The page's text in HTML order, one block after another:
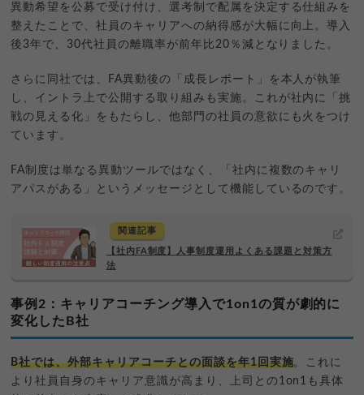
異動希望を公募で受け付け、選考制で配属を決定する仕組みを
整えたことで、社員のキャリアへの納得感が大幅に向上。導入
後3年で、30代社員の離職率が前年比20％減となりました。
さらに同社では、FA異動後の「成長レポート」を本人が執筆
し、イントラ上で公開する取り組みも実施。これが社内に「挑
戦の見える化」をもたらし、他部門の社員の意欲にも火をつけ
ています。
FA制度は単なる異動ツールではなく、「社内に複数のキャリ
アパスがある」というメッセージとして機能しているのです。
関連記事
【社内FA制度】人事制度運用よくある課題と対策方
法
事例2：キャリアコーチング導入で1on1の質が劇的に
変化したB社
B社では、外部キャリアコーチとの面談を年1回実施。これに
より社員自身のキャリア意識が高まり、上司との1on1も具体